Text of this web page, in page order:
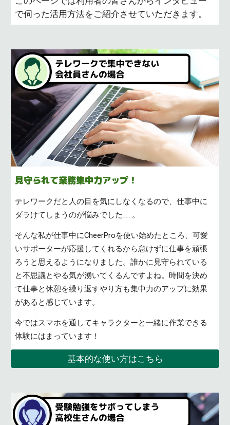
で伺った活用方法をご紹介させていただきます。
見守られて業務集中力アップ！
テレワークだと人の目を気にしなくなるので、仕事中に
ダラけてしまうのが悩みでした……。
そんな私が仕事中にCheerProを使い始めたところ、可愛
いサポーターが応援してくれるから怠けずに仕事を頑張
ろうと思えるようになりました。誰かに見守られている
と不思議とやる気が湧いてくるんですよね。時間を決め
て仕事と休憩を繰り返すやり方も集中力のアップに効果
があると感じています。
今ではスマホを通してキャラクターと一緒に作業できる
体験にはまっています！
基本的な使い方はこちら